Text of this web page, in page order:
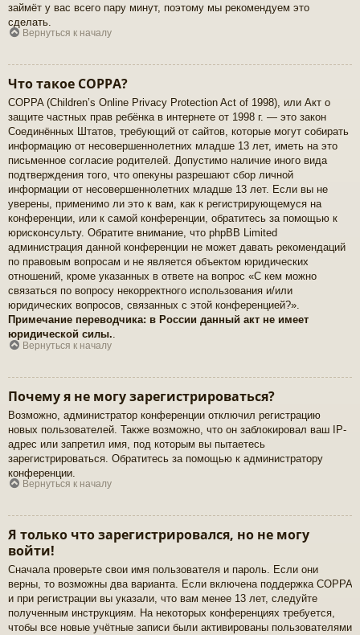
займёт у вас всего пару минут, поэтому мы рекомендуем это
сделать.
Вернуться к началу
Что такое COPPA?
COPPA (Children’s Online Privacy Protection Act of 1998), или Акт о
защите частных прав ребёнка в интернете от 1998 г. — это закон
Соединённых Штатов, требующий от сайтов, которые могут собирать
информацию от несовершеннолетних младше 13 лет, иметь на это
письменное согласие родителей. Допустимо наличие иного вида
подтверждения того, что опекуны разрешают сбор личной
информации от несовершеннолетних младше 13 лет. Если вы не
уверены, применимо ли это к вам, как к регистрирующемуся на
конференции, или к самой конференции, обратитесь за помощью к
юрисконсульту. Обратите внимание, что phpBB Limited
администрация данной конференции не может давать рекомендаций
по правовым вопросам и не является объектом юридических
отношений, кроме указанных в ответе на вопрос «С кем можно
связаться по вопросу некорректного использования и/или
юридических вопросов, связанных с этой конференцией?».
Примечание переводчика: в России данный акт не имеет
юридической силы..
Вернуться к началу
Почему я не могу зарегистрироваться?
Возможно, администратор конференции отключил регистрацию
новых пользователей. Также возможно, что он заблокировал ваш IP-
адрес или запретил имя, под которым вы пытаетесь
зарегистрироваться. Обратитесь за помощью к администратору
конференции.
Вернуться к началу
Я только что зарегистрировался, но не могу
войти!
Сначала проверьте свои имя пользователя и пароль. Если они
верны, то возможны два варианта. Если включена поддержка COPPA
и при регистрации вы указали, что вам менее 13 лет, следуйте
полученным инструкциям. На некоторых конференциях требуется,
чтобы все новые учётные записи были активированы пользователями